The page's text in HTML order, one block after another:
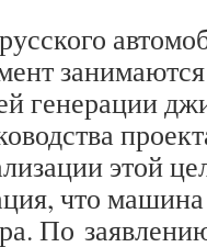
генерации
этой
что
По